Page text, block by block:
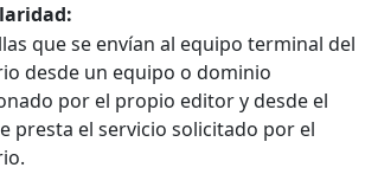
que se envían al equipo terminal del
desde un equipo o dominio
por el propio editor y desde el
presta el servicio solicitado por el